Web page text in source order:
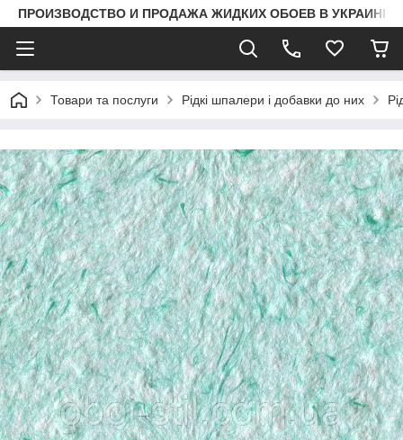
ПРОИЗВОДСТВО И ПРОДАЖА ЖИДКИХ ОБОЕВ В УКРАИНЕ
Товари та послуги Рідкі шпалери і добавки до них